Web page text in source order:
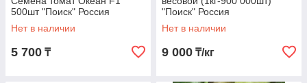
500шт "Поиск" Россия
Нет в наличии
5 700 ₸
"Поиск" Россия
Нет в наличии
9 000 ₸/кг